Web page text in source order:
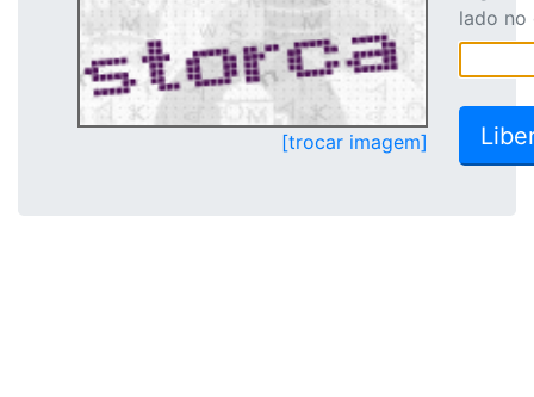
[trocar imagem]
lado no